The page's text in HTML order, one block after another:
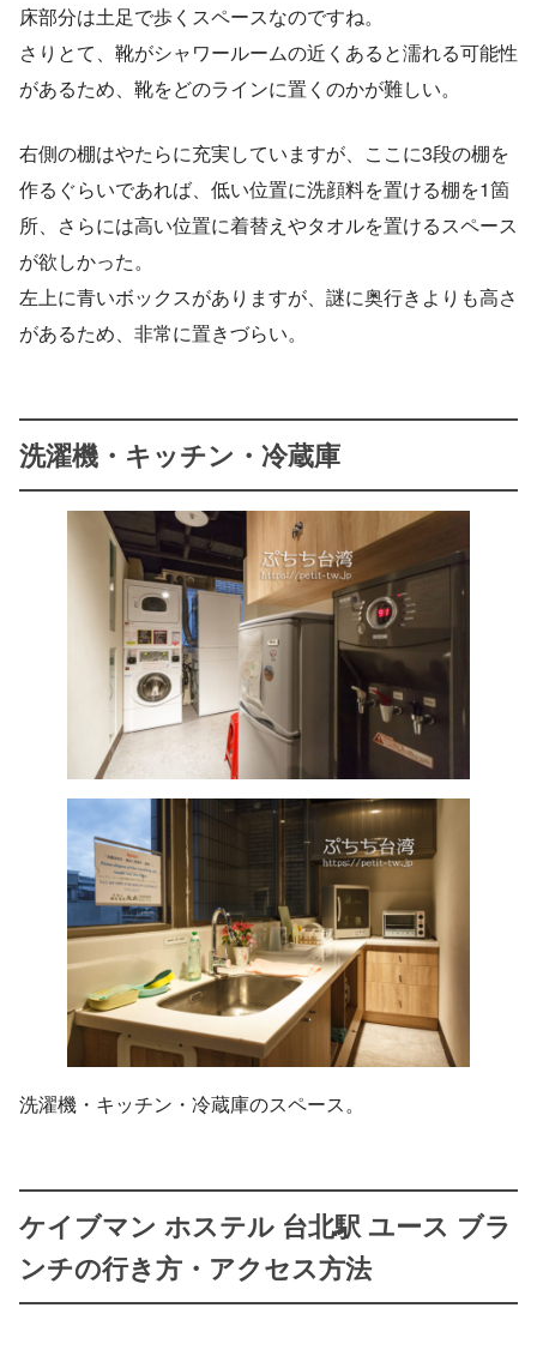
床部分は土足で歩くスペースなのですね。
さりとて、靴がシャワールームの近くあると濡れる可能性
があるため、靴をどのラインに置くのかが難しい。
右側の棚はやたらに充実していますが、ここに3段の棚を
作るぐらいであれば、低い位置に洗顔料を置ける棚を1箇
所、さらには高い位置に着替えやタオルを置けるスペース
が欲しかった。
左上に青いボックスがありますが、謎に奥行きよりも高さ
があるため、非常に置きづらい。
洗濯機・キッチン・冷蔵庫
洗濯機・キッチン・冷蔵庫のスペース。
ケイブマン ホステル 台北駅 ユース ブラ
ンチの行き方・アクセス方法